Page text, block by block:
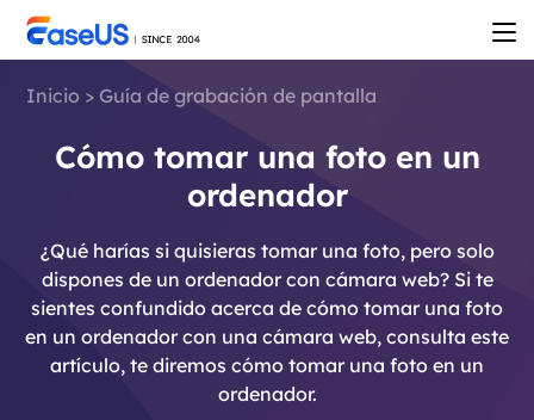
Inicio > Guía de grabación de pantalla
Cómo tomar una foto en un
ordenador
¿Qué harías si quisieras tomar una foto, pero solo
dispones de un ordenador con cámara web? Si te
sientes confundido acerca de cómo tomar una foto
en un ordenador con una cámara web, consulta este
artículo, te diremos cómo tomar una foto en un
ordenador.